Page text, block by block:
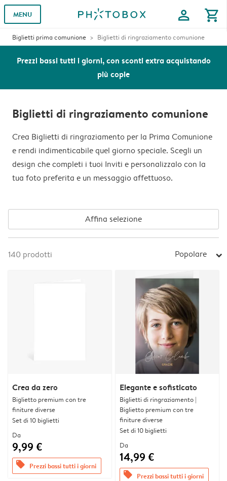
MENU profile shopping_cart
Biglietti prima comunione Biglietti di ringraziamento comunione
Prezzi bassi tutti i giorni, con sconti extra acquistando
più copie
Biglietti di ringraziamento comunione
Crea Biglietti di ringraziamento per la Prima Comunione
e rendi indimenticabile quel giorno speciale. Scegli un
design che completi i tuoi Inviti e personalizzalo con la
tua foto preferita e un messaggio affettuoso.
Affina selezione
140 prodotti Popolare arrow_right
Crea da zero
Biglietto premium con tre
finiture diverse
Set di 10 biglietti
Da
9,99 €
offers Prezzi bassi tutti i giorni
Elegante e sofisticato
Biglietti di ringraziamento |
Biglietto premium con tre
finiture diverse
Set di 10 biglietti
Da
14,99 €
offers Prezzi bassi tutti i giorni